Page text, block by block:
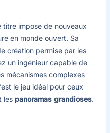
titre impose de nouveaux
en monde ouvert. Sa
création permise par les
un ingénieur capable de
mécanismes complexes
le jeu idéal pour ceux
les panoramas grandioses.